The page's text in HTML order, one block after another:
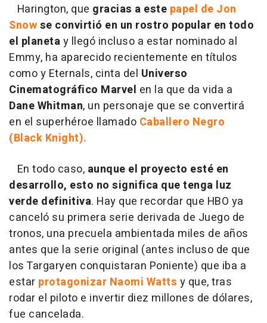
Harington, que gracias a este papel de Jon
Snowse convirtió en un rostro popular en todo
el planetay llegó incluso a estar nominado al
Emmy, ha aparecido recientemente en títulos
como y Eternals, cinta del Universo
Cinematográfico Marvel en la que da vida a
Dane Whitman, un personaje que se convertirá
en el superhéroe llamado Caballero Negro
(Black Knight).
En todo caso, aunque el proyecto esté en
desarrollo, esto no significa que tenga luz
verde definitiva. Hay que recordar que HBO ya
canceló su primera serie derivada de Juego de
tronos, una precuela ambientada miles de años
antes que la serie original (antes incluso de que
los Targaryen conquistaran Poniente) que iba a
estar protagonizar Naomi Watts y que, tras
rodar el piloto e invertir diez millones de dólares,
fue cancelada.